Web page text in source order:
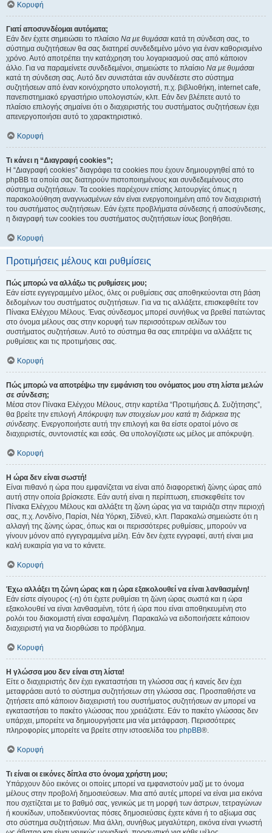
Κορυφή
Γιατί αποσυνδέομαι αυτόματα;
Εάν δεν έχετε σημειώσει το πλαίσιο Να με θυμάσαι κατά τη σύνδεση σας, το
σύστημα συζητήσεων θα σας διατηρεί συνδεδεμένο μόνο για έναν καθορισμένο
χρόνο. Αυτό αποτρέπει την κατάχρηση του λογαριασμού σας από κάποιον
άλλο. Για να παραμείνετε συνδεδεμένοι, σημειώστε το πλαίσιο Να με θυμάσαι
κατά τη σύνδεση σας. Αυτό δεν συνιστάται εάν συνδέεστε στο σύστημα
συζητήσεων από έναν κοινόχρηστο υπολογιστή, π.χ. βιβλιοθήκη, internet cafe,
πανεπιστημιακό εργαστήριο υπολογιστών, κλπ. Εάν δεν βλέπετε αυτό το
πλαίσιο επιλογής σημαίνει ότι ο διαχειριστής του συστήματος συζητήσεων έχει
απενεργοποιήσει αυτό το χαρακτηριστικό.
Κορυφή
Τι κάνει η “Διαγραφή cookies”;
Η “Διαγραφή cookies” διαγράφει τα cookies που έχουν δημιουργηθεί από το
phpBB τα οποία σας διατηρούν πιστοποιημένους και συνδεδεμένους στο
σύστημα συζητήσεων. Τα cookies παρέχουν επίσης λειτουργίες όπως η
παρακολούθηση αναγνωσμένων εάν είναι ενεργοποιημένη από τον διαχειριστή
του συστήματος συζητήσεων. Εάν έχετε προβλήματα σύνδεσης ή αποσύνδεσης,
η διαγραφή των cookies του συστήματος συζητήσεων ίσως βοηθήσει.
Κορυφή
Προτιμήσεις μέλους και ρυθμίσεις
Πώς μπορώ να αλλάξω τις ρυθμίσεις μου;
Εάν είστε εγγεγραμμένο μέλος, όλες οι ρυθμίσεις σας αποθηκεύονται στη βάση
δεδομένων του συστήματος συζητήσεων. Για να τις αλλάξετε, επισκεφθείτε τον
Πίνακα Ελέγχου Μέλους. Ένας σύνδεσμος μπορεί συνήθως να βρεθεί πατώντας
στο όνομα μέλους σας στην κορυφή των περισσότερων σελίδων του
συστήματος συζητήσεων. Αυτό το σύστημα θα σας επιτρέψει να αλλάξετε τις
ρυθμίσεις και τις προτιμήσεις σας.
Κορυφή
Πώς μπορώ να αποτρέψω την εμφάνιση του ονόματος μου στη λίστα μελών
σε σύνδεση;
Μέσα στον Πίνακα Ελέγχου Μέλους, στην καρτέλα “Προτιμήσεις Δ. Συζήτησης”,
θα βρείτε την επιλογήΑπόκρυψη των στοιχείων μου κατά τη διάρκεια της
σύνδεσης. Ενεργοποιήστε αυτή την επιλογή και θα είστε ορατοί μόνο σε
διαχειριστές, συντονιστές και εσάς. Θα υπολογίζεστε ως μέλος με απόκρυψη.
Κορυφή
Η ώρα δεν είναι σωστή!
Είναι πιθανό η ώρα που εμφανίζεται να είναι από διαφορετική ζώνης ώρας από
αυτή στην οποία βρίσκεστε. Εάν αυτή είναι η περίπτωση, επισκεφθείτε τον
Πίνακα Ελέγχου Μέλους και αλλάξτε τη ζώνη ώρας για να ταιριάζει στην περιοχή
σας, π.χ. Λονδίνο, Παρίσι, Νέα Υόρκη, Σίδνεϋ, κλπ. Παρακαλώ σημειώστε ότι η
αλλαγή της ζώνης ώρας, όπως και οι περισσότερες ρυθμίσεις, μπορούν να
γίνουν μόνον από εγγεγραμμένα μέλη. Εάν δεν έχετε εγγραφεί, αυτή είναι μια
καλή ευκαιρία για να το κάνετε.
Κορυφή
Έχω αλλάξει τη ζώνη ώρας και η ώρα εξακολουθεί να είναι λανθασμένη!
Εάν είστε σίγουρος (-η) ότι έχετε ρυθμίσει τη ζώνη ώρας σωστά και η ώρα
εξακολουθεί να είναι λανθασμένη, τότε ή ώρα που είναι αποθηκευμένη στο
ρολόι του διακομιστή είναι εσφαλμένη. Παρακαλώ να ειδοποιήσετε κάποιον
διαχειριστή για να διορθώσει το πρόβλημα.
Κορυφή
Η γλώσσα μου δεν είναι στη λίστα!
Είτε ο διαχειριστής δεν έχει εγκαταστήσει τη γλώσσα σας ή κανείς δεν έχει
μεταφράσει αυτό το σύστημα συζητήσεων στη γλώσσα σας. Προσπαθήστε να
ζητήσετε από κάποιον διαχειριστή του συστήματος συζητήσεων αν μπορεί να
εγκαταστήσει το πακέτο γλώσσας που χρειάζεστε. Εάν το πακέτο γλώσσας δεν
υπάρχει, μπορείτε να δημιουργήσετε μια νέα μετάφραση. Περισσότερες
πληροφορίες μπορείτε να βρείτε στην ιστοσελίδα του phpBB®.
Κορυφή
Τι είναι οι εικόνες δίπλα στο όνομα χρήστη μου;
Υπάρχουν δύο εικόνες οι οποίες μπορεί να εμφανιστούν μαζί με το όνομα
μέλους στην προβολή δημοσιεύσεων. Μια από αυτές μπορεί να είναι μια εικόνα
που σχετίζεται με το βαθμό σας, γενικώς με τη μορφή των άστρων, τετραγώνων
ή κουκίδων, υποδεικνύοντας πόσες δημοσιεύσεις έχετε κάνει ή το αξίωμα σας
στο σύστημα συζητήσεων. Μια άλλη, συνήθως μεγαλύτερη, εικόνα είναι γνωστή